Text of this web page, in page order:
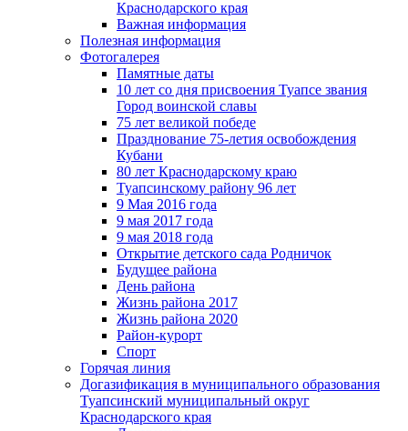
Краснодарского края
Важная информация
Полезная информация
Фотогалерея
Памятные даты
10 лет со дня присвоения Туапсе звания
Город воинской славы
75 лет великой победе
Празднование 75-летия освобождения
Кубани
80 лет Краснодарскому краю
Туапсинскому району 96 лет
9 Мая 2016 года
9 мая 2017 года
9 мая 2018 года
Открытие детского сада Родничок
Будущее района
День района
Жизнь района 2017
Жизнь района 2020
Район-курорт
Спорт
Горячая линия
Догазификация в муниципального образования
Туапсинский муниципальный округ
Краснодарского края